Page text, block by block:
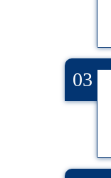
03